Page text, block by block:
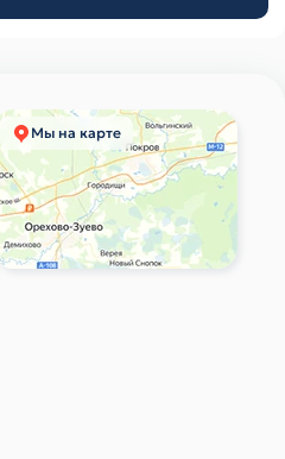
Мы на карте